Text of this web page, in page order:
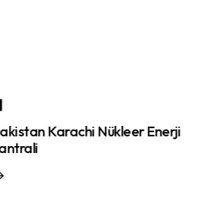
Karachi Nükleer Enerji